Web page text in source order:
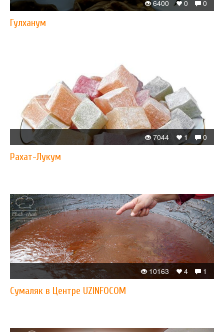
0
0
6400
Гулханум
0
1
7044
Рахат-Лукум
1
4
10163
Сумаляк в Центре UZINFOCOM